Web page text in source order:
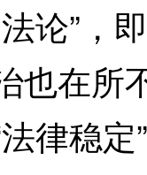
论”，
也在所
律稳